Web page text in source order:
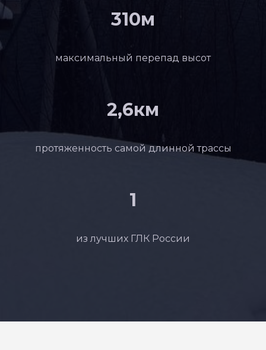
310м
максимальный перепад высот
2,6км
протяженность самой длинной трассы
1
из лучших ГЛК России